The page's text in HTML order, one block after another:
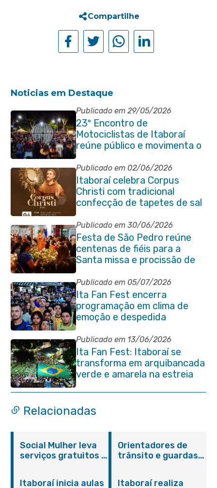
Compartilhe
Noticias em Destaque
Publicado em 29/05/2026
23º Encontro de
Motociclistas de Itaboraí
reúne público e movimenta o
Centro da cidade na noite de
abertura
Publicado em 02/06/2026
Itaboraí celebra Corpus
Christi com tradicional
confecção de tapetes de sal
e programação religiosa na
Avenida 22 de Maio
Publicado em 30/06/2026
Festa de São Pedro reúne
centenas de fiéis para a
Santa missa e procissão de
encerramento e shows
Publicado em 05/07/2026
Ita Fan Fest encerra
programação em clima de
emoção e despedida
Publicado em 13/06/2026
Ita Fan Fest: Itaboraí se
transforma em arquibancada
verde e amarela na estreia
do Brasil na Copa do Mundo
Relacionadas
Social Mulher leva
serviços gratuitos à
Orientadores de
trânsito e guardas
Itaboraí inicia aulas
Itaboraí realiza